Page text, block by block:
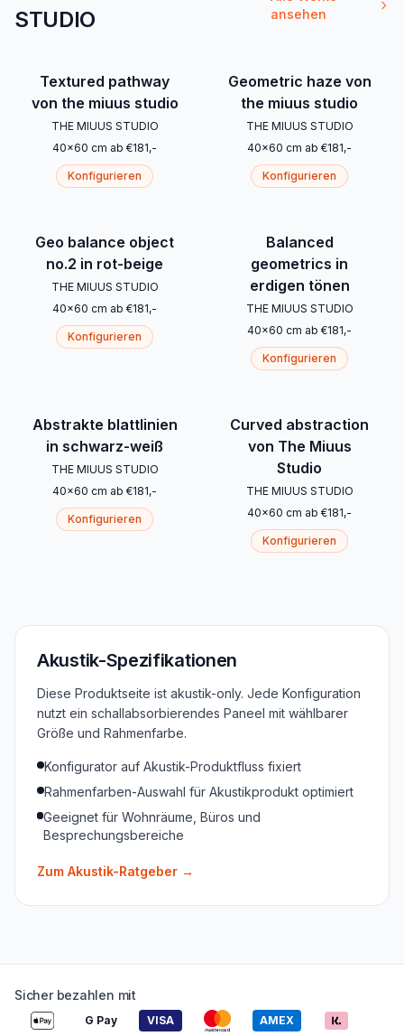
STUDIO
ansehen
Textured pathway
von the miuus studio
THE MIUUS STUDIO
40x60 cm ab €181,-
Konfigurieren
Geometric haze von
the miuus studio
THE MIUUS STUDIO
40x60 cm ab €181,-
Konfigurieren
Geo balance object
no.2 in rot-beige
THE MIUUS STUDIO
40x60 cm ab €181,-
Konfigurieren
Balanced
geometrics in
erdigen tönen
THE MIUUS STUDIO
40x60 cm ab €181,-
Konfigurieren
Abstrakte blattlinien
in schwarz-weiß
THE MIUUS STUDIO
40x60 cm ab €181,-
Konfigurieren
Curved abstraction
von The Miuus
Studio
THE MIUUS STUDIO
40x60 cm ab €181,-
Konfigurieren
Akustik-Spezifikationen
Diese Produktseite ist akustik-only. Jede Konfiguration
nutzt ein schallabsorbierendes Paneel mit wählbarer
Größe und Rahmenfarbe.
Konfigurator auf Akustik-Produktfluss fixiert
Rahmenfarben-Auswahl für Akustikprodukt optimiert
Geeignet für Wohnräume, Büros und
Besprechungsbereiche
Zum Akustik-Ratgeber →
Sicher bezahlen mit
G Pay VISA AMEX